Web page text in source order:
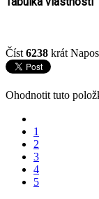
Číst6238 krát
Ohodnotit tuto
1
2
3
4
5